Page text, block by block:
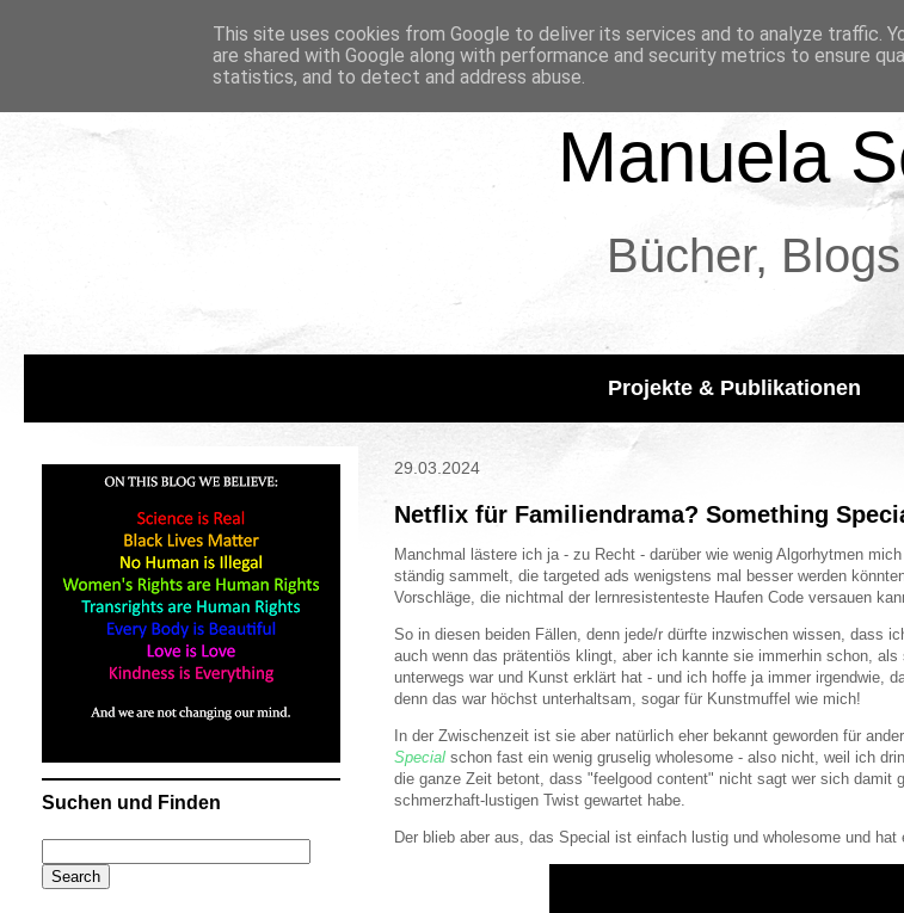
Manuela
Bücher,
Projekte & Publikationen
29.03.2024
Netflix für Familiendrama? Something
Manchmal lästere ich ja - zu Recht - darüber wie wenig Algorhytmen
ständig sammelt, die targeted ads wenigstens mal besser werden
Vorschläge, die nichtmal der lernresistenteste Haufen Code versauen
So in diesen beiden Fällen, denn jede/r dürfte inzwischen wissen, dass
auch wenn das prätentiös klingt, aber ich kannte sie immerhin schon,
unterwegs war und Kunst erklärt hat - und ich hoffe ja immer irgendwie,
denn das war höchst unterhaltsam, sogar für Kunstmuffel wie mich!
In der Zwischenzeit ist sie aber natürlich eher bekannt geworden für
Special schon fast ein wenig gruselig wholesome - also nicht, weil ich
die ganze Zeit betont, dass "feelgood content" nicht sagt wer sich damit
schmerzhaft-lustigen Twist gewartet habe.
Der blieb aber aus, das Special ist einfach lustig und wholesome und
Suchen und Finden
This site uses cookies from Google to deliver its services and to analyze traffic.
are shared with Google along with performance and security metrics to ensure
statistics, and to detect and address abuse.